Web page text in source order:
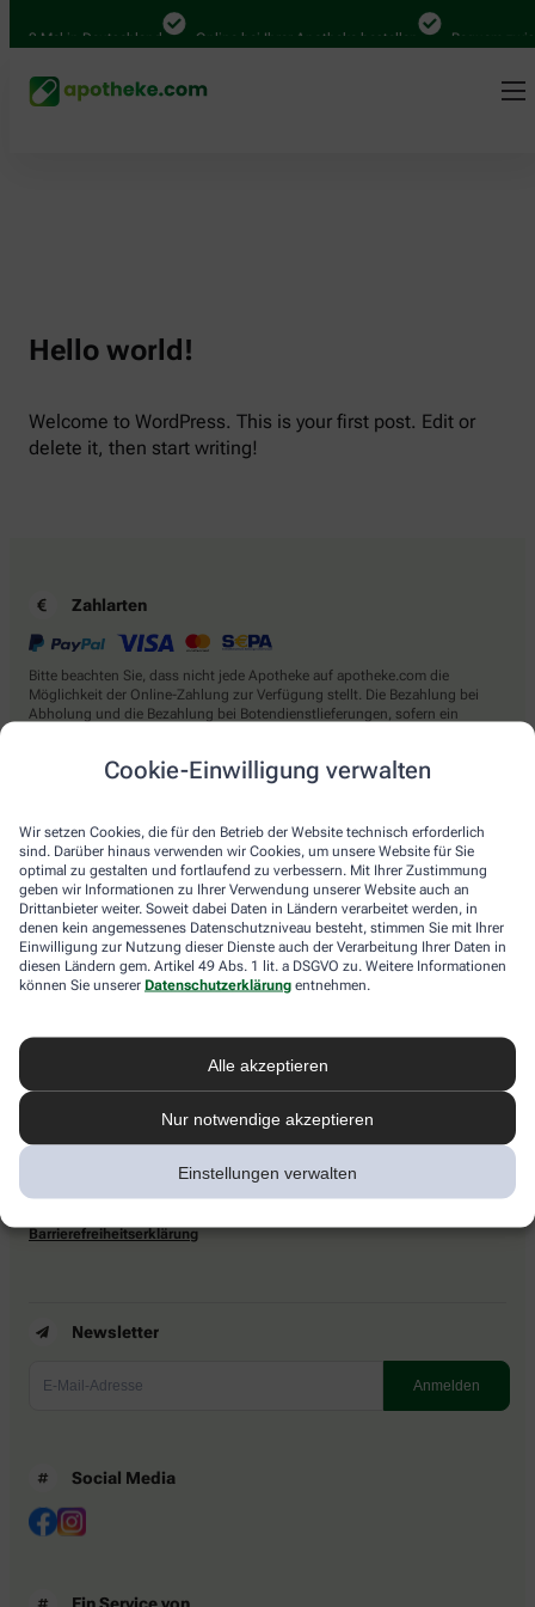
Cookie-Einwilligung verwalten
Wir setzen Cookies, die für den Betrieb der Website technisch erforderlich
sind. Darüber hinaus verwenden wir Cookies, um unsere Website für Sie
optimal zu gestalten und fortlaufend zu verbessern. Mit Ihrer Zustimmung
geben wir Informationen zu Ihrer Verwendung unserer Website auch an
Drittanbieter weiter. Soweit dabei Daten in Ländern verarbeitet werden, in
denen kein angemessenes Datenschutzniveau besteht, stimmen Sie mit Ihrer
Einwilligung zur Nutzung dieser Dienste auch der Verarbeitung Ihrer Daten in
diesen Ländern gem. Artikel 49 Abs. 1 lit. a DSGVO zu. Weitere Informationen
können Sie unserer Datenschutzerklärung entnehmen.
Alle akzeptieren
Nur notwendige akzeptieren
Einstellungen verwalten
Mal in Deutschland Online bei Ihrer Apotheke bestellen Bequem
Hello world!
Welcome to WordPress. This is your first post. Edit or
delete it, then start writing!
Zahlarten
Bitte beachten Sie, dass nicht jede Apotheke auf apotheke.com die
Möglichkeit der Online-Zahlung zur Verfügung stellt. Die Bezahlung bei
Abholung und die Bezahlung bei Botendienstlieferungen, sofern ein
Lieferarten
Abholung in der Apotheke
Botendienst
Nach Verfügbarkeit. Bitte beachten Sie, dass nicht alle Apotheken diesen
Service anbieten.
apotheke.com Informationen
Kontakt
Barrierefreiheitserklärung
Newsletter
Social Media